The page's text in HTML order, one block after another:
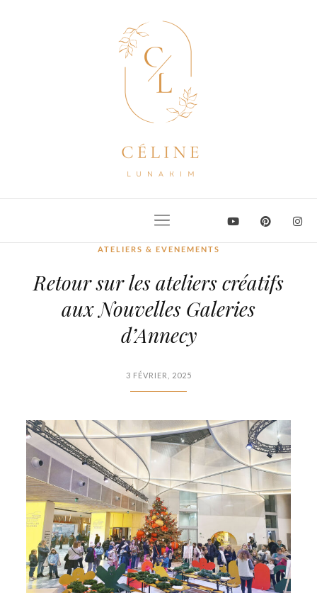
ATELIERS & EVENEMENTS
Retour sur les ateliers créatifs
aux Nouvelles Galeries
d’Annecy
3 FÉVRIER, 2025